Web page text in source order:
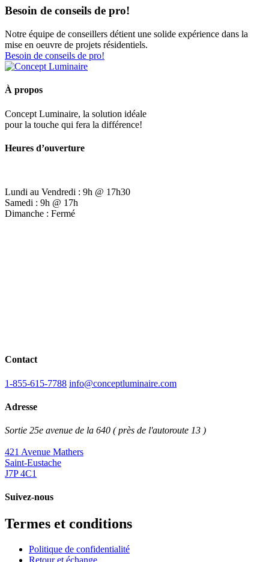
Besoin de conseils de pro!
Notre équipe de conseillers détient une solide expérience dans la
mise en oeuvre de projets résidentiels.
Besoin de conseils de pro!
À propos
Concept Luminaire, la solution idéale
pour la touche qui fera la différence!
Heures d’ouverture
Lundi au Vendredi : 9h @ 17h30
Samedi : 9h @ 17h
Dimanche : Fermé
Contact
1-855-615-7788 info@conceptluminaire.com
Adresse
Sortie 25e avenue de la 640 ( près de l'autoroute 13 )
421 Avenue Mathers
Saint-Eustache
J7P 4C1
Suivez-nous
Termes et conditions
Politique de confidentialité
Retour et échange